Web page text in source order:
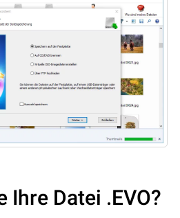
Ihre Datei .EVO?